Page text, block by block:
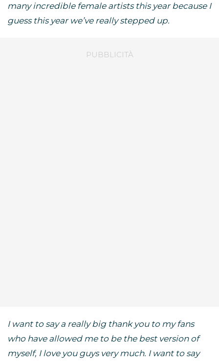
many incredible female artists this year because I
guess this year we’ve really stepped up.
I want to say a really big thank you to my fans
who have allowed me to be the best version of
myself, I love you guys very much. I want to say